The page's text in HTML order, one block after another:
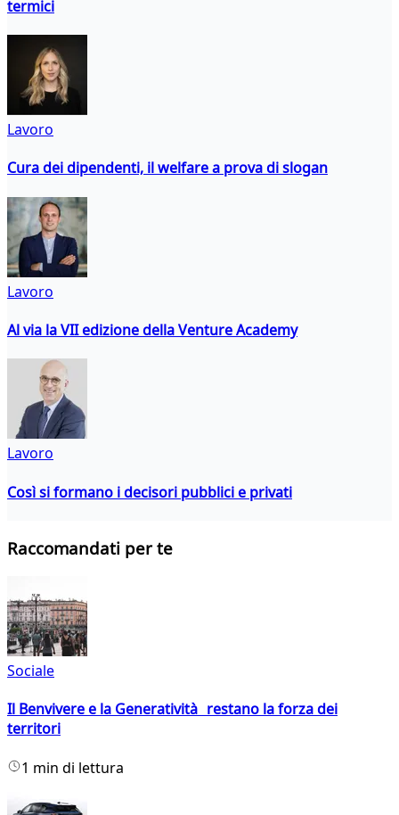
termici
Lavoro
Cura dei dipendenti, il welfare a prova di slogan
Lavoro
Al via la VII edizione della Venture Academy
Lavoro
Così si formano i decisori pubblici e privati
Raccomandati per te
Sociale
Il Benvivere e la Generatività restano la forza dei
territori
1 min di lettura